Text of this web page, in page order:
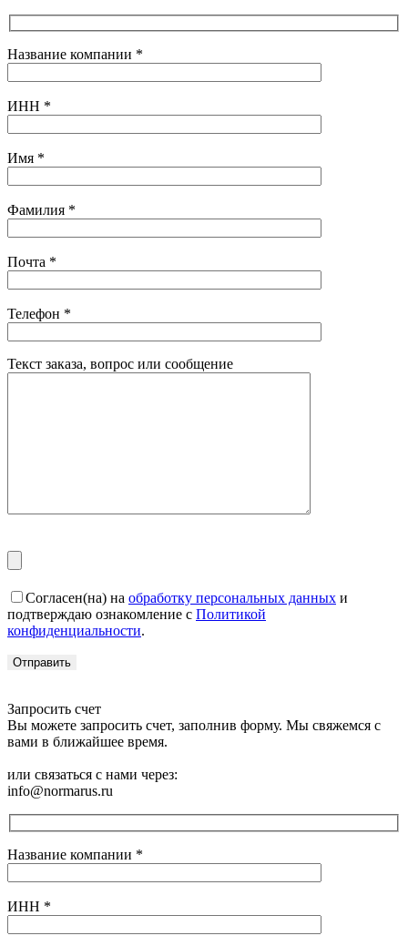
Название компании *
ИНН *
Имя *
Фамилия *
Почта *
Телефон *
Текст заказа, вопрос или сообщение
Согласен(на) на обработку персональных данных и
подтверждаю ознакомление с Политикой
конфиденциальности.
Запросить счет
Вы можете запросить счет, заполнив форму. Мы свяжемся с
вами в ближайшее время.
или связаться с нами через:
info@normarus.ru
Название компании *
ИНН *